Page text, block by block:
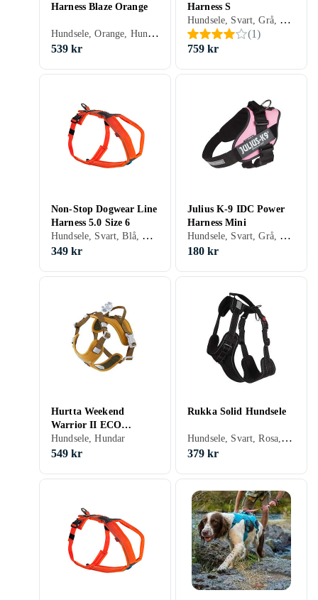
Harness Blaze Orange
Hundsele, Orange, Hundar
539 kr
Harness S
Hundsele, Svart, Grå, Hundar
(1)
759 kr
Non-Stop Dogwear Line
Harness 5.0 Size 6
Hundsele, Svart, Blå, Orange, Grön, Lila, Hundar
349 kr
Julius K-9 IDC Power
Harness Mini
Hundsele, Svart, Grå, Blå, Röd, Gul, Orange, Grön, Rosa, Lila, Hundar
180 kr
Hurtta Weekend
Warrior II ECO
Hundsele (45-60)
Hundsele, Hundar
549 kr
Rukka Solid Hundsele
Hundsele, Svart, Rosa, Hundar
379 kr